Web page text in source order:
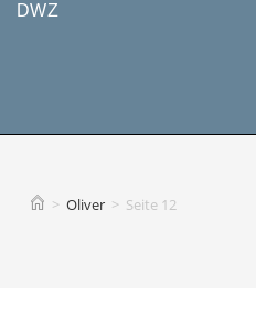
DWZ
> Oliver > Seite 12